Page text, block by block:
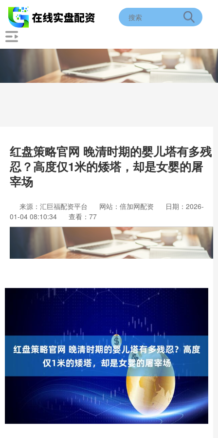
红盘策略官网 晚清时期的婴儿塔有多残
忍？高度仅1米的矮塔，却是女婴的屠
宰场
来源：汇巨福配资平台 网站：倍加网配资
日期：2026-
01-04 08:10:34
查看：77